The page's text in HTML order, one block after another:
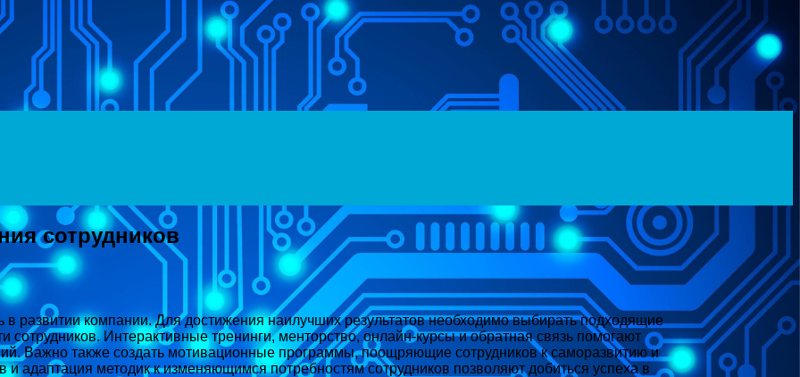
сотрудников
развитии компании. Для достижения наилучших результатов необходимо выбирать подходящие
Интерактивные тренинги, менторство, онлайн-курсы и обратная связь помогают
Важно также создать мотивационные программы, поощряющие сотрудников к саморазвитию и
адаптация методик к изменяющимся потребностям сотрудников позволяют добиться успеха в